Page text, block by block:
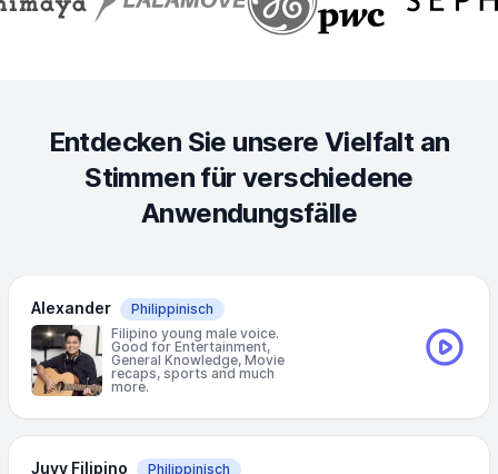
Entdecken Sie unsere Vielfalt an
Stimmen für verschiedene
Anwendungsfälle
Alexander
Philippinisch
Filipino young male voice.
Good for Entertainment,
General Knowledge, Movie
recaps, sports and much
more.
Juvy Filipino
Philippinisch